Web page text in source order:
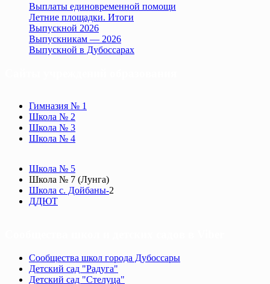
Выплаты единовременной помощи
Летние площадки. Итоги
Выпускной 2026
Выпускникам — 2026
Выпускной в Дубоссарах
Гимназия № 1
Школа № 2
Школа № 3
Школа № 4
Школа № 5
Школа № 7 (Лунга)
Школа с. Дойбаны-2
ДДЮТ
Сообщества школ города Дубоссары
Детский сад "Радуга"
Детский сад "Стелуца"